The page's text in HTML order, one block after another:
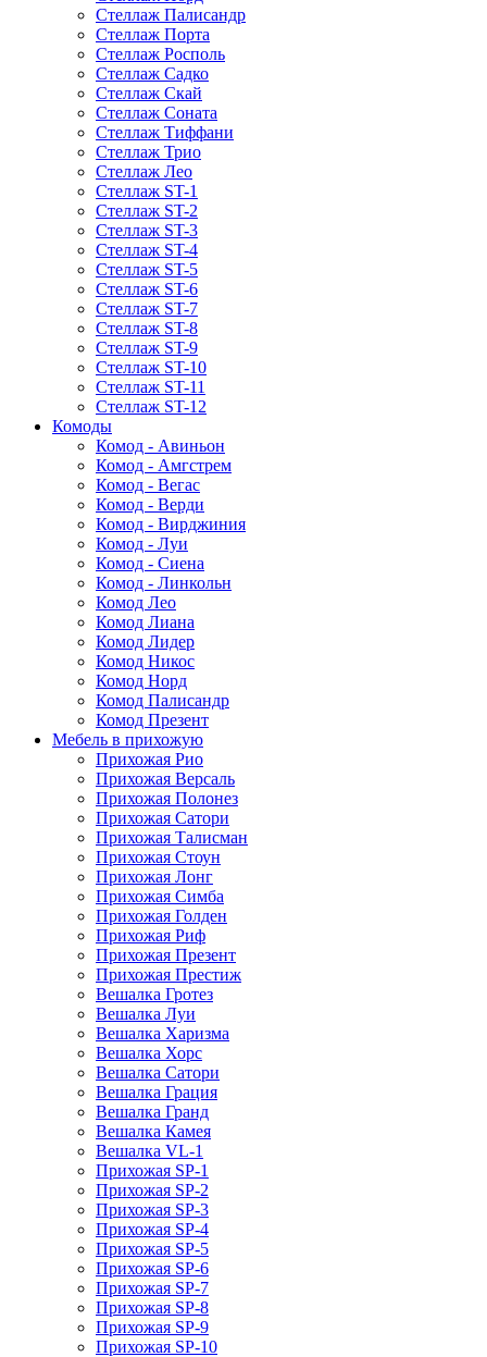
Стеллаж Палисандр
Стеллаж Порта
Стеллаж Росполь
Стеллаж Садко
Стеллаж Скай
Стеллаж Соната
Стеллаж Тиффани
Стеллаж Трио
Стеллаж Лео
Стеллаж ST-1
Стеллаж ST-2
Стеллаж ST-3
Стеллаж ST-4
Стеллаж ST-5
Стеллаж ST-6
Стеллаж ST-7
Стеллаж ST-8
Стеллаж ST-9
Стеллаж ST-10
Стеллаж ST-11
Стеллаж ST-12
Комоды
Комод - Авиньон
Комод - Амгстрем
Комод - Вегас
Комод - Верди
Комод - Вирджиния
Комод - Луи
Комод - Сиена
Комод - Линкольн
Комод Лео
Комод Лиана
Комод Лидер
Комод Никос
Комод Норд
Комод Палисандр
Комод Презент
Мебель в прихожую
Прихожая Рио
Прихожая Версаль
Прихожая Полонез
Прихожая Сатори
Прихожая Талисман
Прихожая Стоун
Прихожая Лонг
Прихожая Симба
Прихожая Голден
Прихожая Риф
Прихожая Презент
Прихожая Престиж
Вешалка Гротез
Вешалка Луи
Вешалка Харизма
Вешалка Хорс
Вешалка Сатори
Вешалка Грация
Вешалка Гранд
Вешалка Камея
Вешалка VL-1
Прихожая SP-1
Прихожая SP-2
Прихожая SP-3
Прихожая SP-4
Прихожая SP-5
Прихожая SP-6
Прихожая SP-7
Прихожая SP-8
Прихожая SP-9
Прихожая SP-10